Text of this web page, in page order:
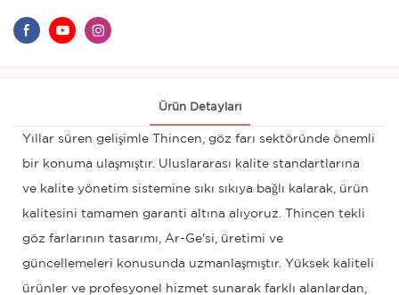
Ürün Detayları
Yıllar süren gelişimle Thincen, göz farı sektöründe önemli
bir konuma ulaşmıştır. Uluslararası kalite standartlarına
ve kalite yönetim sistemine sıkı sıkıya bağlı kalarak, ürün
kalitesini tamamen garanti altına alıyoruz. Thincen tekli
göz farlarının tasarımı, Ar-Ge'si, üretimi ve
güncellemeleri konusunda uzmanlaşmıştır. Yüksek kaliteli
ürünler ve profesyonel hizmet sunarak farklı alanlardan,